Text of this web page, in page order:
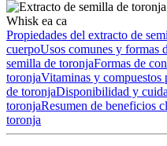
Propiedades del extracto de
cuerpoUsos comunes y formas
semilla de toronjaFormas de
toronjaVitaminas y compuestos
de toronjaDisponibilidad y
toronjaResumen de beneficios
toronja